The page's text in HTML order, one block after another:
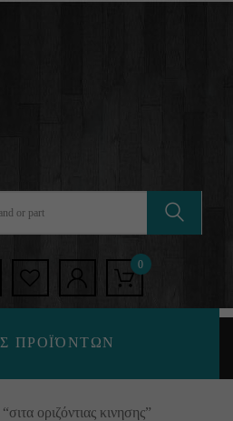
0
ΠΡΟΪΌΝΤΩΝ
οριζόντιας κινησης”